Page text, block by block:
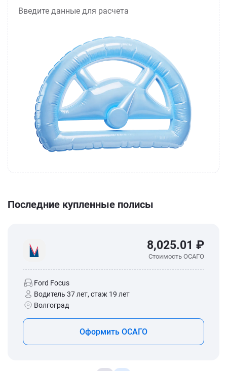
Введите данные для расчета
Последние купленные полисы
8,025.01 ₽
Стоимость ОСАГО
Ford Focus
Водитель 37 лет, стаж 19 лет
Волгоград
Оформить ОСАГО